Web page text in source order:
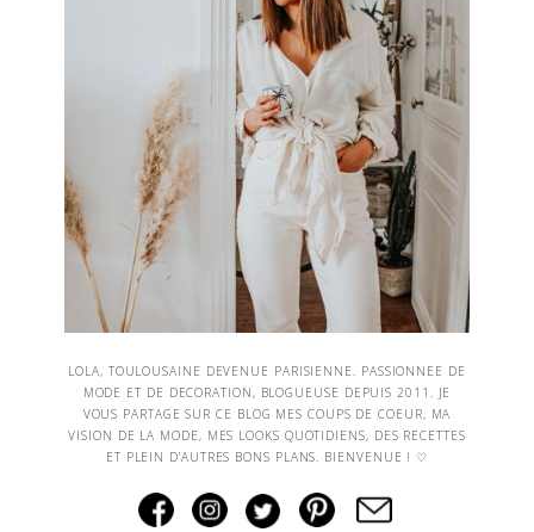
LOLA, TOULOUSAINE DEVENUE PARISIENNE. PASSIONNEE DE
MODE ET DE DECORATION, BLOGUEUSE DEPUIS 2011. JE
VOUS PARTAGE SUR CE BLOG MES COUPS DE COEUR, MA
VISION DE LA MODE, MES LOOKS QUOTIDIENS, DES RECETTES
ET PLEIN D'AUTRES BONS PLANS. BIENVENUE ! ♡